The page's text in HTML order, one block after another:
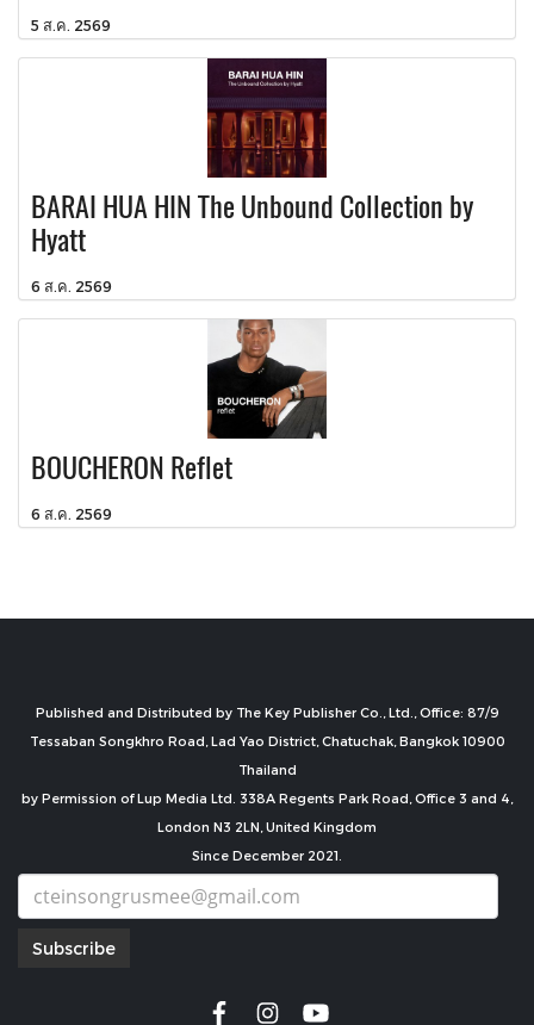
5 ส.ค. 2569
BARAI HUA HIN The Unbound Collection by
Hyatt
6 ส.ค. 2569
BOUCHERON Reflet
6 ส.ค. 2569
Published and Distributed by The Key Publisher Co., Ltd., Office: 87/9
Tessaban Songkhro Road, Lad Yao District, Chatuchak, Bangkok 10900
Thailand
by Permission of Lup Media Ltd. 338A Regents Park Road, Office 3 and 4,
London N3 2LN, United Kingdom
Since December 2021.
Subscribe